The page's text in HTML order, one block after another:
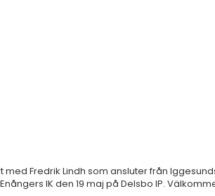
Fredrik Lindh som ansluter från
IK den 19 maj på Delsbo IP.